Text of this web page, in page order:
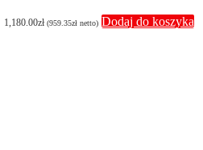
1,180.00zł (959.35zł netto) Dodaj do koszyka